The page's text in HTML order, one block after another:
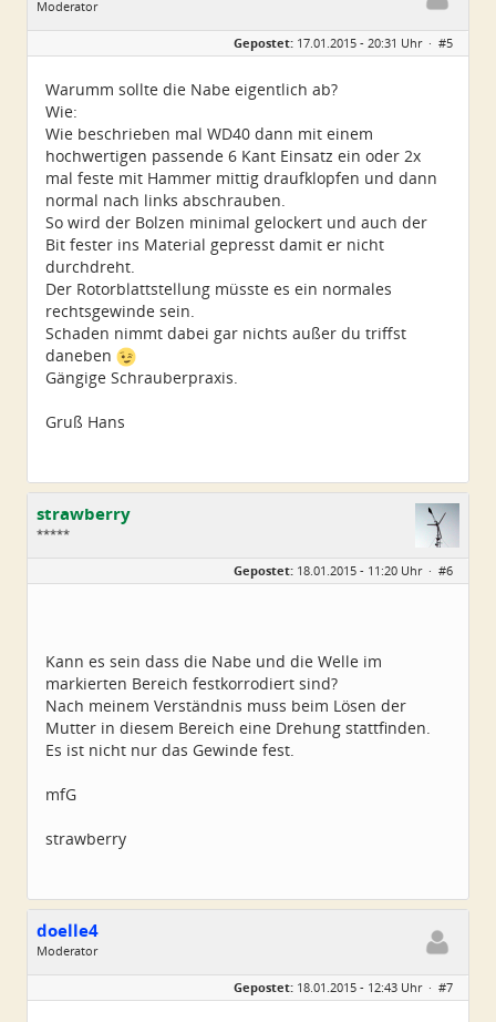
Moderator
Geschlecht:
Alter:
55
Beiträge:
2371
Dabei seit:
Gepostet: 17.01.2015 - 20:31 Uhr · #5
Warumm sollte die Nabe eigentlich ab?
Wie:
Wie beschrieben mal WD40 dann mit einem
hochwertigen passende 6 Kant Einsatz ein oder 2x
mal feste mit Hammer mittig draufklopfen und dann
normal nach links abschrauben.
So wird der Bolzen minimal gelockert und auch der
Bit fester ins Material gepresst damit er nicht
durchdreht.
Der Rotorblattstellung müsste es ein normales
rechtsgewinde sein.
Schaden nimmt dabei gar nichts außer du triffst
daneben
Gängige Schrauberpraxis.
Gruß Hans
strawberry
*****
Beiträge:
389
Gepostet: 18.01.2015 - 11:20 Uhr · #6
Kann es sein dass die Nabe und die Welle im
markierten Bereich festkorrodiert sind?
Nach meinem Verständnis muss beim Lösen der
Mutter in diesem Bereich eine Drehung stattfinden.
Es ist nicht nur das Gewinde fest.
mfG
strawberry
doelle4
Moderator
Geschlecht:
Alter:
55
Gepostet: 18.01.2015 - 12:43 Uhr · #7